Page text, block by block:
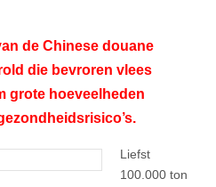
de Chinese douane
die bevroren vlees
grote hoeveelheden
Liefst
100.000 ton